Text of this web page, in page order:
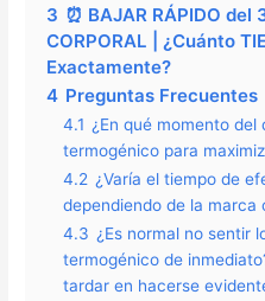
3 ⏰ BAJAR RÁPIDO del
CORPORAL | ¿Cuánto
Exactamente?
4 Preguntas Frecuentes
4.1 ¿En qué momento del
termogénico para
4.2 ¿Varía el tiempo de
dependiendo de la marca
4.3 ¿Es normal no sentir
termogénico de
tardar en hacerse